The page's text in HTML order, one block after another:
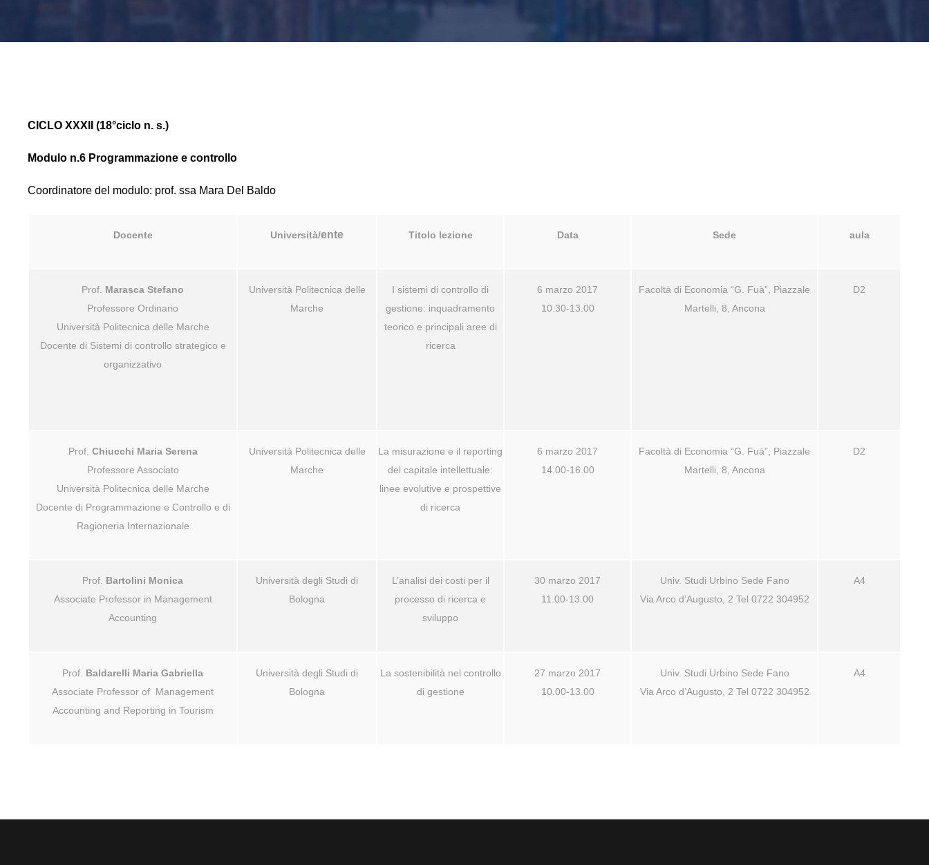
CICLO XXXII (18°ciclo n. s.)
Modulo n.6 Programmazione e controllo
Coordinatore del modulo: prof. ssa Mara Del Baldo
Docente Università/ente Titolo lezione Data Sede aula
Prof. Marasca Stefano
Professore Ordinario
Università Politecnica delle Marche
Docente di Sistemi di controllo strategico e
organizzativo
Università Politecnica delle
Marche
I sistemi di controllo di
gestione: inquadramento
teorico e principali aree di
ricerca
6 marzo 2017
10.30-13.00
Facoltà di Economia “G. Fuà”, Piazzale
Martelli, 8, Ancona
D2
Prof. Chiucchi Maria Serena
Professore Associato
Università Politecnica delle Marche
Docente di Programmazione e Controllo e di
Ragioneria Internazionale
Università Politecnica delle
Marche
La misurazione e il reporting
del capitale intellettuale:
linee evolutive e prospettive
di ricerca
6 marzo 2017
14.00-16.00
Facoltà di Economia “G. Fuà”, Piazzale
Martelli, 8, Ancona
D2
Prof. Bartolini Monica
Associate Professor in Management
Accounting
Università degli Studi di
Bologna
L’analisi dei costi per il
processo di ricerca e
sviluppo
30 marzo 2017
11.00-13.00
Univ. Studi Urbino Sede Fano
Via Arco d’Augusto, 2 Tel 0722 304952
A4
Prof. Baldarelli Maria Gabriella
Associate Professor of Management
Accounting and Reporting in Tourism
Università degli Studi di
Bologna
La sostenibilità nel controllo
di gestione
27 marzo 2017
10.00-13.00
Univ. Studi Urbino Sede Fano
Via Arco d’Augusto, 2 Tel 0722 304952
A4